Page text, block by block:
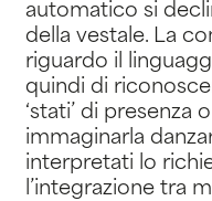
automatico si
della vestale. La
riguardo il
quindi di
‘stati’ di presenza
immaginarla
interpretati lo
l’integrazione tra